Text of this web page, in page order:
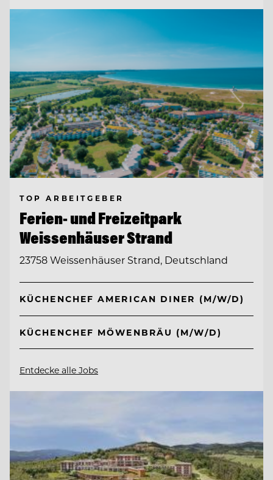
TOP ARBEITGEBER
Ferien- und Freizeitpark
Weissenhäuser Strand
23758 Weissenhäuser Strand, Deutschland
KÜCHENCHEF AMERICAN DINER (M/W/D)
KÜCHENCHEF MÖWENBRÄU (M/W/D)
Entdecke alle Jobs